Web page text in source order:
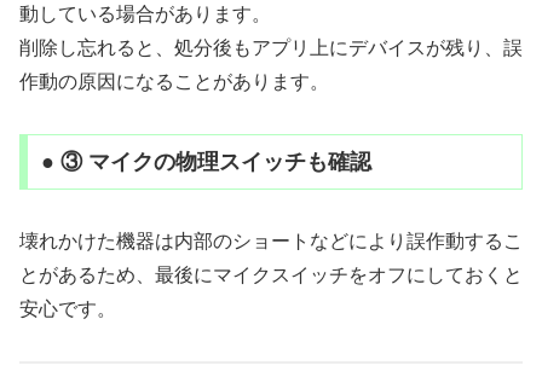
動している場合があります。
削除し忘れると、処分後もアプリ上にデバイスが残り、誤
作動の原因になることがあります。
● ③ マイクの物理スイッチも確認
壊れかけた機器は内部のショートなどにより誤作動するこ
とがあるため、最後にマイクスイッチをオフにしておくと
安心です。